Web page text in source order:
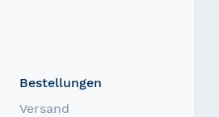
Bestellungen
Versand